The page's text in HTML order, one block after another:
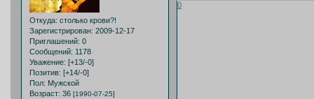
Откуда: столько крови?!
Зарегистрирован: 2009-12-17
Приглашений: 0
Сообщений: 1178
Уважение: [+13/-0]
Позитив: [+14/-0]
Пол: Мужской
Возраст: 36 [1990-07-25]
0